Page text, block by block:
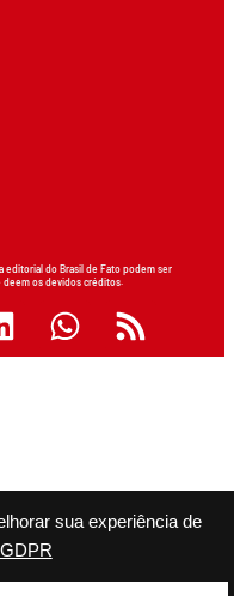
sua experiência de
GDPR
editorial do Brasil de Fato podem ser
deem os devidos créditos.